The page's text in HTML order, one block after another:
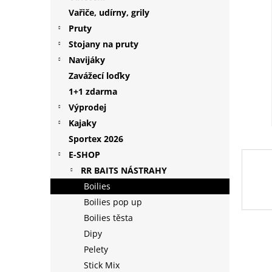
Vařiče, udírny, grily
Pruty
Stojany na pruty
Navijáky
Zavážecí loďky
1+1 zdarma
Výprodej
Kajaky
Sportex 2026
E-SHOP
RR BAITS NÁSTRAHY
Boilies
Boilies pop up
Boilies těsta
Dipy
Pelety
Stick Mix